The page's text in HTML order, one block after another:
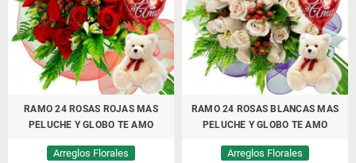
RAMO 24 ROSAS ROJAS MAS
PELUCHE Y GLOBO TE AMO
Arreglos Florales
RAMO 24 ROSAS BLANCAS MAS
PELUCHE Y GLOBO TE AMO
Arreglos Florales